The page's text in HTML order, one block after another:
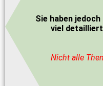
Sie haben
viel
Nicht alle